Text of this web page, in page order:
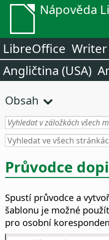
Nápověda
LibreOffice Writer
Angličtina (USA)
Obsah
Průvodce
Spustí průvodce a
šablonu je možné
pro osobní